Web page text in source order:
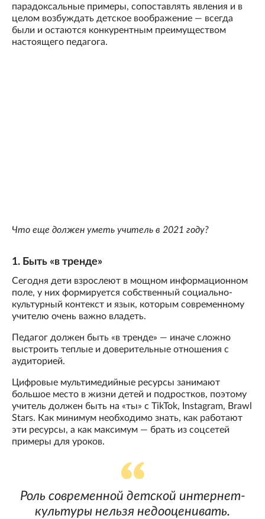
парадоксальные примеры, сопоставлять явления и в
целом возбуждать детское воображение — всегда
были и остаются конкурентным преимуществом
настоящего педагога.
Что еще должен уметь учитель в 2021 году?
1. Быть «в тренде»
Сегодня дети взрослеют в мощном информационном
поле, у них формируется собственный социально-
культурный контекст и язык, которым современному
учителю очень важно владеть.
Педагог должен быть «в тренде» — иначе сложно
выстроить теплые и доверительные отношения с
аудиторией.
Цифровые мультимедийные ресурсы занимают
большое место в жизни детей и подростков, поэтому
учитель должен быть на «ты» с TikTok, Instagram, Brawl
Stars. Как минимум необходимо знать, как работают
эти ресурсы, а как максимум — брать из соцсетей
примеры для уроков.
Роль современной детской интернет-
культуры нельзя недооценивать.